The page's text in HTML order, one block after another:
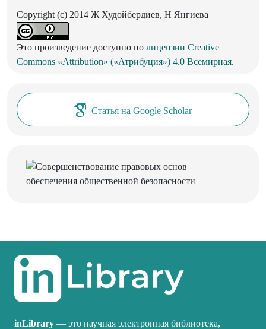
Copyright (c) 2014 Ж Худойбердиев, Н Янгиева
Это произведение доступно по лицензии Creative
Commons «Attribution» («Атрибуция») 4.0 Всемирная.
Статья на Google Scholar
inLibrary — это научная электронная библиотека,